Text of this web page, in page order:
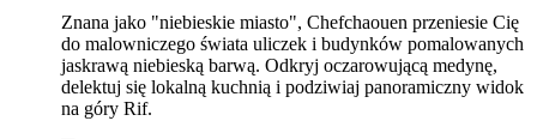
Znana jako "niebieskie miasto", Chefchaouen przeniesie Cię
do malowniczego świata uliczek i budynków pomalowanych
jaskrawą niebieską barwą. Odkryj oczarowującą medynę,
delektuj się lokalną kuchnią i podziwiaj panoramiczny widok
na góry Rif.